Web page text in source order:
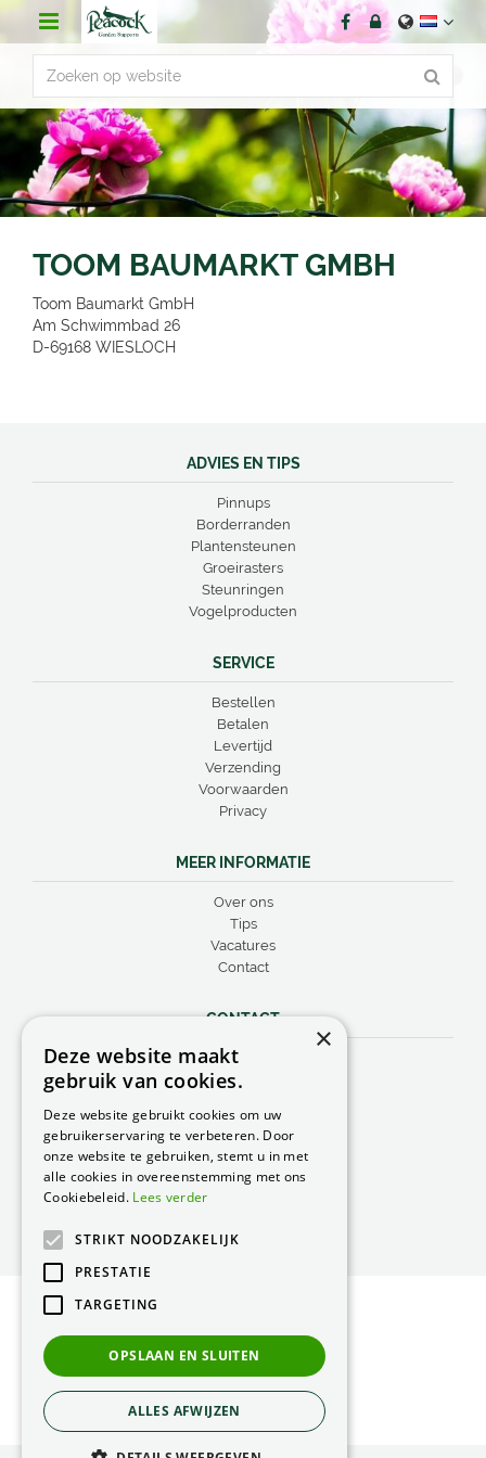
r
n
t
TOOM BAUMARKT GMBH
Toom Baumarkt GmbH
Am Schwimmbad 26
D-69168 WIESLOCH
ADVIES EN TIPS
Pinnups
Borderranden
Plantensteunen
Groeirasters
Steunringen
Vogelproducten
SERVICE
Bestellen
Betalen
Levertijd
Verzending
Voorwaarden
Privacy
MEER INFORMATIE
Over ons
Tips
Vacatures
Contact
CONTACT
Peacock Garden Supports
Industrieweg 22
Nederland
0499 57 40 80
F. 0499 57 40 84
E.peacock@peacock.nl
Privacy Statement
Green Solutions
×
Deze website maakt
gebruik van cookies.
Deze website gebruikt cookies om uw
gebruikerservaring te verbeteren. Door
onze website te gebruiken, stemt u in met
alle cookies in overeenstemming met ons
Cookiebeleid. Lees verder
STRIKT NOODZAKELIJK
PRESTATIE
TARGETING
OPSLAAN EN SLUITEN
ALLES AFWIJZEN